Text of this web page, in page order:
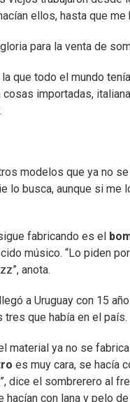
ellos, hasta que
para la venta de
que todo el mundo
importadas,
modelos que ya no
lo busca, aunque si
fabricando es el
músico. “Lo piden
anota.
a Uruguay con 15
tres que había en el país.
material ya no se
es muy cara, se hacía
dice el sombrerero al
hacían con lana y pelo